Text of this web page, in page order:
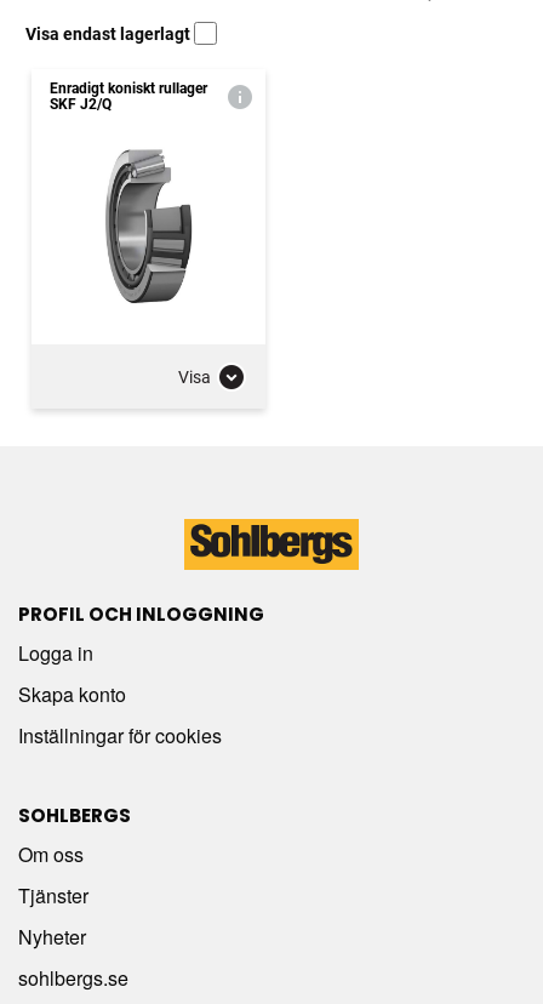
Visa endast lagerlagt
Enradigt koniskt rullager
SKF J2/Q
Visa
PROFIL OCH INLOGGNING
Logga in
Skapa konto
Inställningar för cookies
SOHLBERGS
Om oss
Tjänster
Nyheter
sohlbergs.se